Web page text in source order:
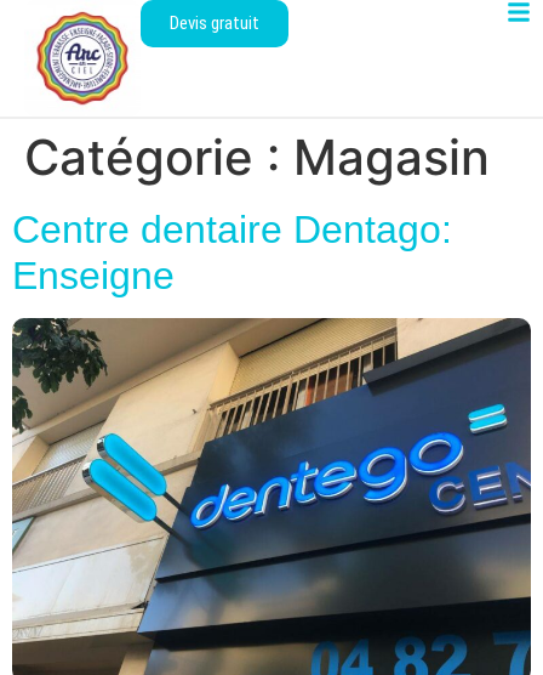
Devis gratuit
Catégorie : Magasin
Centre dentaire Dentago:
Enseigne